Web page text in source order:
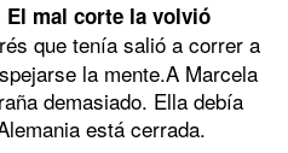
El mal corte la volvió
que tenía salió a correr a
la mente.A Marcela
demasiado. Ella debía
está cerrada.